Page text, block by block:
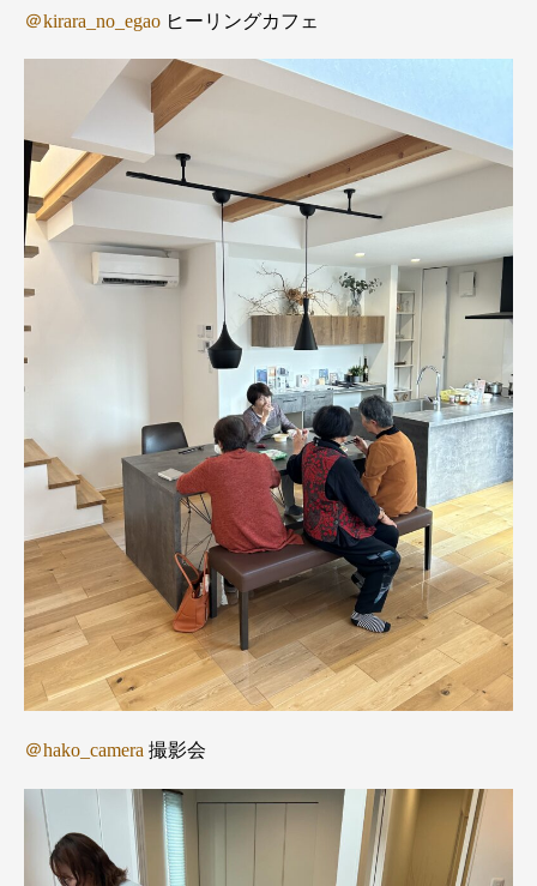
＠kirara_no_egao ヒーリングカフェ
＠hako_camera 撮影会